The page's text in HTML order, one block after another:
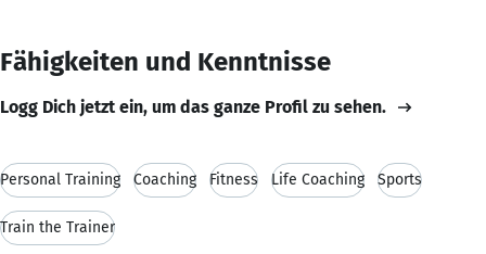
Fähigkeiten und Kenntnisse
Logg Dich jetzt ein, um das ganze Profil zu sehen.
Personal Training Coaching Fitness Life Coaching Sports
Train the Trainer